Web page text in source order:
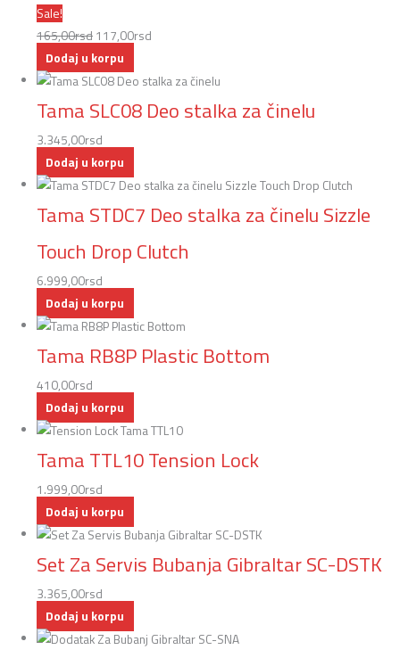
Sale!
165,00rsd 117,00rsd
Dodaj u korpu
Tama SLC08 Deo stalka za činelu
3.345,00rsd
Dodaj u korpu
Tama STDC7 Deo stalka za činelu Sizzle
Touch Drop Clutch
6.999,00rsd
Dodaj u korpu
Tama RB8P Plastic Bottom
410,00rsd
Dodaj u korpu
Tama TTL10 Tension Lock
1.999,00rsd
Dodaj u korpu
Set Za Servis Bubanja Gibraltar SC-DSTK
3.365,00rsd
Dodaj u korpu